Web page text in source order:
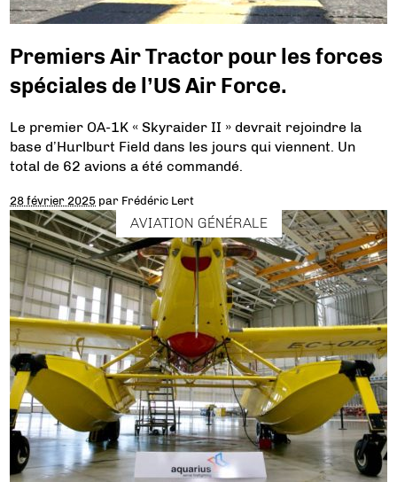
Premiers Air Tractor pour les forces
spéciales de l’US Air Force.
Le premier OA-1K « Skyraider II » devrait rejoindre la
base d’Hurlburt Field dans les jours qui viennent. Un
total de 62 avions a été commandé.
28 février 2025 par Frédéric Lert
AVIATION GÉNÉRALE